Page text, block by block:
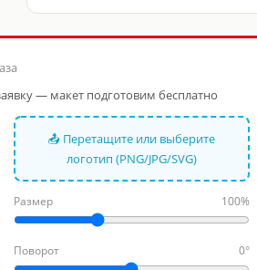
— макет подготовим бесплатно
Фото 8
📤 Перетащите или выберите
логотип (PNG/JPG/SVG)
Размер 100%
Поворот 0°